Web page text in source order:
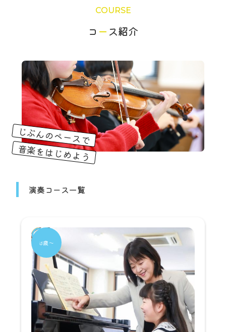
COURSE
‍コ ー ス紹介
じぶんのペースで
音楽をはじめよう
演奏コース一覧
3歳～